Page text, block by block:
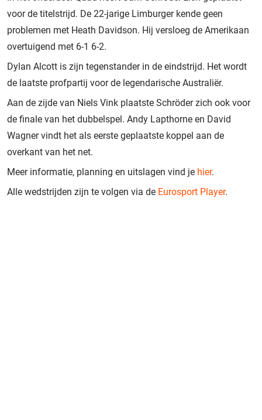
voor de titelstrijd. De 22-jarige Limburger kende geen
problemen met Heath Davidson. Hij versloeg de Amerikaan
overtuigend met 6-1 6-2.
Dylan Alcott is zijn tegenstander in de eindstrijd. Het wordt
de laatste profpartij voor de legendarische Australiër.
Aan de zijde van Niels Vink plaatste Schröder zich ook voor
de finale van het dubbelspel. Andy Lapthorne en David
Wagner vindt het als eerste geplaatste koppel aan de
overkant van het net.
Meer informatie, planning en uitslagen vind je hier.
Alle wedstrijden zijn te volgen via de Eurosport Player.